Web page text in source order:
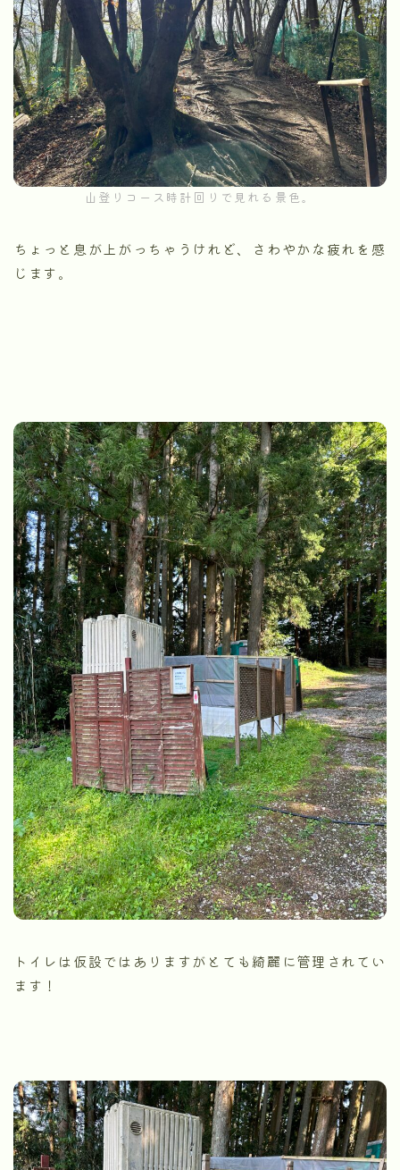
山登りコース時計回りで見れる景色。
ちょっと息が上がっちゃうけれど、さわやかな疲れを感
じます。
トイレは仮設ではありますがとても綺麗に管理されてい
ます！